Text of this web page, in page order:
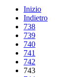
Inizio
Indietro
738
739
740
741
742
743